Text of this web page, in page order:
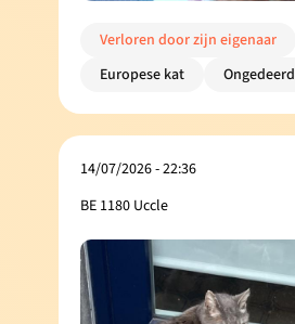
Verloren door zijn eigenaar
Europese kat
Ongedeerd
14/07/2026 - 22:36
BE 1180 Uccle